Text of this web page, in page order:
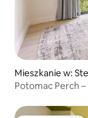
Mieszkanie w:
Potomac Perch